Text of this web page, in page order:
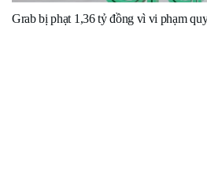
Grab bị phạt 1,36 tỷ đồng vì vi phạm